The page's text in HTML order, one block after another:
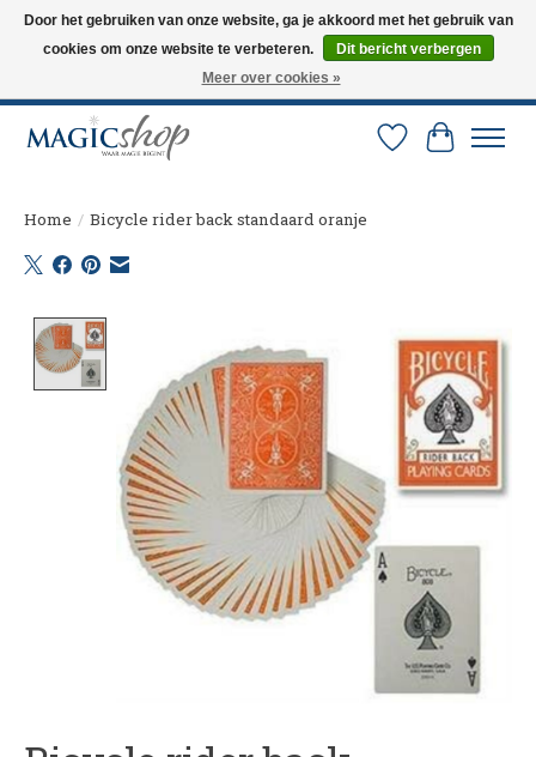
Altijd de nieuwste trucs op voorraad. Snelle verzending via PostNL en DHL.
Langskomen in onze winkel? Bel of mail om een afspraak te maken. 0251-
Verlanglijst
Home / Bicycle rider back standaard oranje
Door het gebruiken van onze website, ga je akkoord met het gebruik van
cookies om onze website te verbeteren.
Dit bericht verbergen
Meer over cookies »